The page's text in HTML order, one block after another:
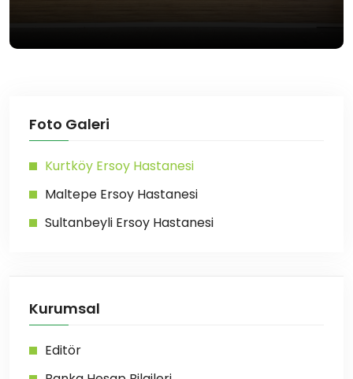
Foto Galeri
Kurtköy Ersoy Hastanesi
Maltepe Ersoy Hastanesi
Sultanbeyli Ersoy Hastanesi
Kurumsal
Editör